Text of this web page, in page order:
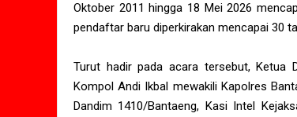
Oktober 2011 hingga 18 Mei 2026
pendaftar baru diperkirakan mencapai 30
Turut hadir pada acara tersebut, Ketua
Kompol Andi Ikbal mewakili Kapolres
Dandim 1410/Bantaeng, Kasi Intel